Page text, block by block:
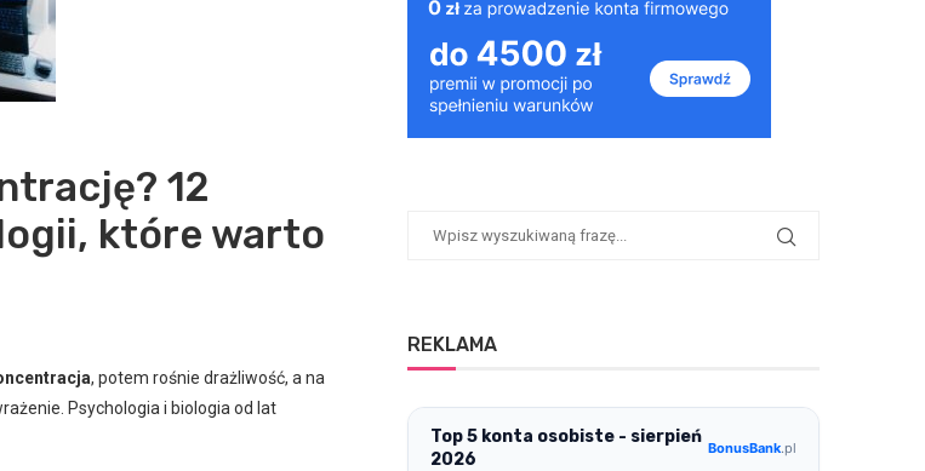
12
które warto
, potem rośnie drażliwość, a na
Psychologia i biologia od lat
REKLAMA
Top 5 konta osobiste - sierpień
2026
BonusBank.pl